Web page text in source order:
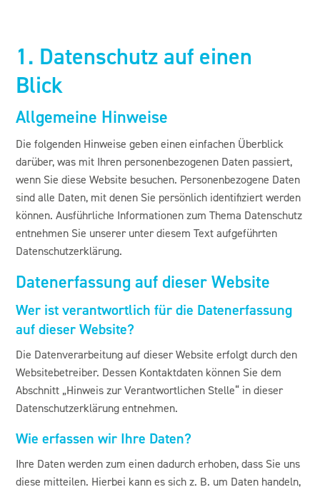
1. Datenschutz auf einen
Blick
Allgemeine Hinweise
Die folgenden Hinweise geben einen einfachen Überblick
darüber, was mit Ihren personenbezogenen Daten passiert,
wenn Sie diese Website besuchen. Personenbezogene Daten
sind alle Daten, mit denen Sie persönlich identifiziert werden
können. Ausführliche Informationen zum Thema Datenschutz
entnehmen Sie unserer unter diesem Text aufgeführten
Datenschutzerklärung.
Datenerfassung auf dieser Website
Wer ist verantwortlich für die Datenerfassung
auf dieser Website?
Die Datenverarbeitung auf dieser Website erfolgt durch den
Websitebetreiber. Dessen Kontaktdaten können Sie dem
Abschnitt „Hinweis zur Verantwortlichen Stelle“ in dieser
Datenschutzerklärung entnehmen.
Wie erfassen wir Ihre Daten?
Ihre Daten werden zum einen dadurch erhoben, dass Sie uns
diese mitteilen. Hierbei kann es sich z. B. um Daten handeln,